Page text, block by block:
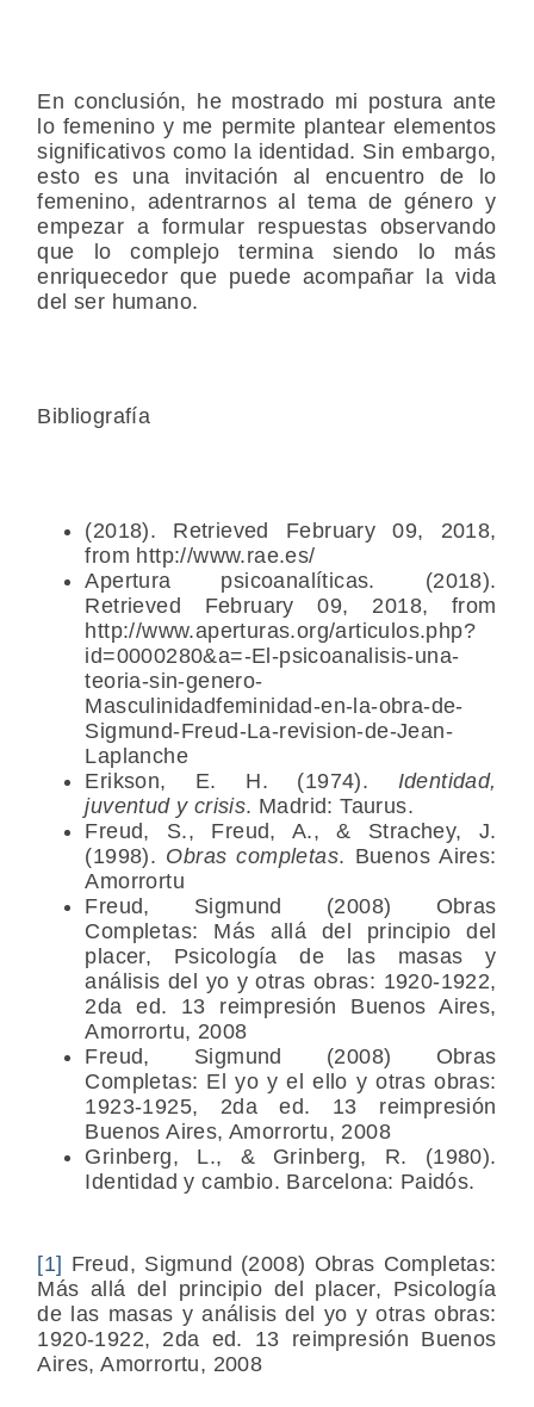
En conclusión, he mostrado mi postura ante
lo femenino y me permite plantear elementos
significativos como la identidad. Sin embargo,
esto es una invitación al encuentro de lo
femenino, adentrarnos al tema de género y
empezar a formular respuestas observando
que lo complejo termina siendo lo más
enriquecedor que puede acompañar la vida
del ser humano.
Bibliografía
(2018). Retrieved February 09, 2018,
from http://www.rae.es/
Apertura psicoanalíticas. (2018).
Retrieved February 09, 2018, from
http://www.aperturas.org/articulos.php?
id=0000280&a=-El-psicoanalisis-una-
teoria-sin-genero-
Masculinidadfeminidad-en-la-obra-de-
Sigmund-Freud-La-revision-de-Jean-
Laplanche
Erikson, E. H. (1974). Identidad,
juventud y crisis. Madrid: Taurus.
Freud, S., Freud, A., & Strachey, J.
(1998). Obras completas. Buenos Aires:
Amorrortu
Freud, Sigmund (2008) Obras
Completas: Más allá del principio del
placer, Psicología de las masas y
análisis del yo y otras obras: 1920-1922,
2da ed. 13 reimpresión Buenos Aires,
Amorrortu, 2008
Freud, Sigmund (2008) Obras
Completas: El yo y el ello y otras obras:
1923-1925, 2da ed. 13 reimpresión
Buenos Aires, Amorrortu, 2008
Grinberg, L., & Grinberg, R. (1980).
Identidad y cambio. Barcelona: Paidós.
[1] Freud, Sigmund (2008) Obras Completas:
Más allá del principio del placer, Psicología
de las masas y análisis del yo y otras obras:
1920-1922, 2da ed. 13 reimpresión Buenos
Aires, Amorrortu, 2008